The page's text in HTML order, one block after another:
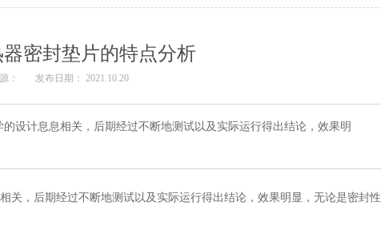
密封垫片的特点分析
： 发布日期： 2021.10.20
设计息息相关，后期经过不断地测试以及实际运行得出结论，效果明
关，后期经过不断地测试以及实际运行得出结论，效果明显，无论是密封性